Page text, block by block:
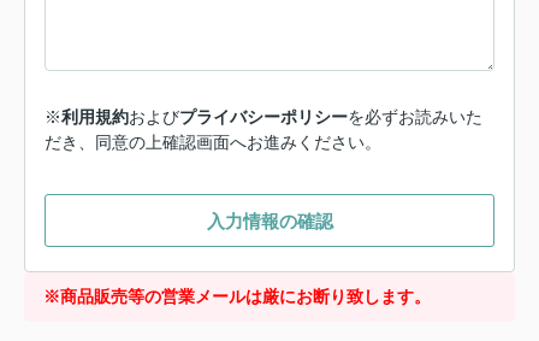
※利用規約およびプライバシーポリシーを必ずお読みいた
だき、同意の上確認画面へお進みください。
入力情報の確認
※商品販売等の営業メールは厳にお断り致します。